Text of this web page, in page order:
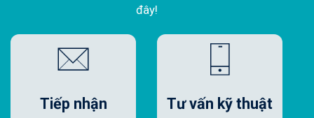
đây!
Tiếp nhận
Tư vấn kỹ thuật